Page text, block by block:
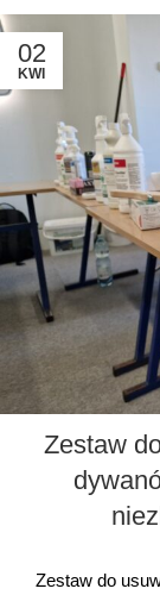
02
KWI
Zestaw
Zestaw do